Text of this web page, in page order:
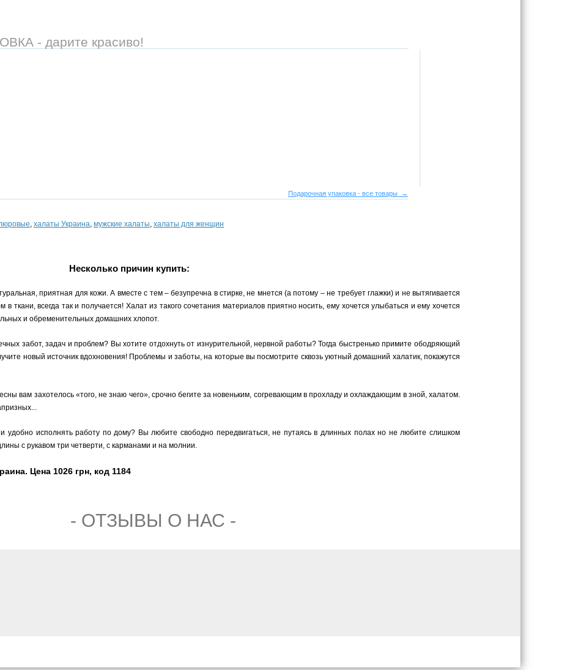
- дарите красиво!
Подарочная упаковка - все товары →
, халаты Украина, мужские халаты, халаты для женщин
Несколько причин купить:
приятная для кожи. А вместе с тем – безупречна в стирке, не мнется (а потому – не требует глажки) и не вытягивается
ткани, всегда так и получается! Халат из такого сочетания материалов приятно носить, ему хочется улыбаться и ему хочется
и обременительных домашних хлопот.
забот, задач и проблем? Вы хотите отдохнуть от изнурительной, нервной работы? Тогда быстренько примите ободряющий
новый источник вдохновения! Проблемы и заботы, на которые вы посмотрите сквозь уютный домашний халатик, покажутся
вам захотелось «того, не знаю чего», срочно бегите за новеньким, согревающим в прохладу и охлаждающим в зной, халатом.
удобно исполнять работу по дому? Вы любите свободно передвигаться, не путаясь в длинных полах но не любите слишком
с рукавом три четверти, с карманами и на молнии.
Цена 1026 грн, код 1184
- ОТЗЫВЫ О НАС -